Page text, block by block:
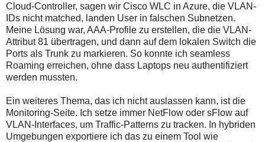
Cloud-Controller, sagen wir Cisco WLC in Azure, die VLAN-
IDs nicht matched, landen User in falschen Subnetzen.
Meine Lösung war, AAA-Profile zu erstellen, die die VLAN-
Attribut 81 übertragen, und dann auf dem lokalen Switch die
Ports als Trunk zu markieren. So konnte ich seamless
Roaming erreichen, ohne dass Laptops neu authentifiziert
werden mussten.
Ein weiteres Thema, das ich nicht auslassen kann, ist die
Monitoring-Seite. Ich setze immer NetFlow oder sFlow auf
VLAN-Interfaces, um Traffic-Patterns zu tracken. In hybriden
Umgebungen exportiere ich das zu einem Tool wie